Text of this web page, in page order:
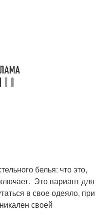
белья: что это,
Это вариант для
в свое одеяло, при
своей